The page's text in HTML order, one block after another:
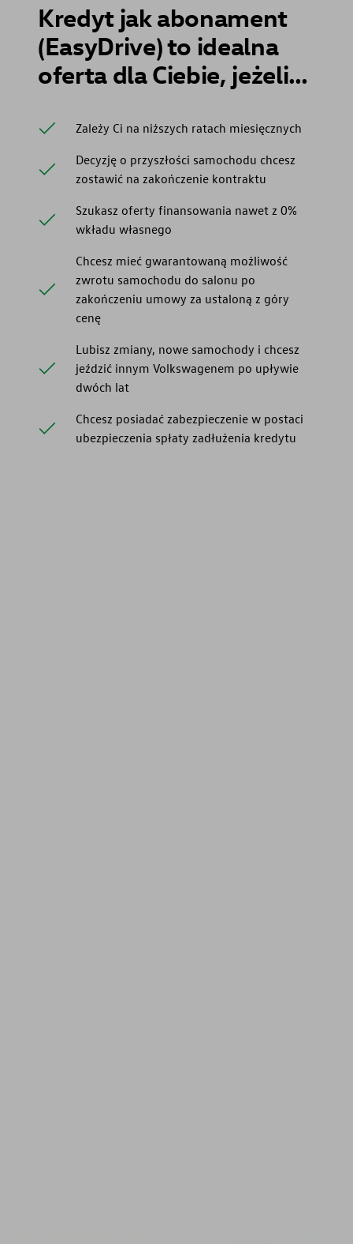
Kredyt jak abonament
(EasyDrive) to idealna
oferta dla Ciebie, jeżeli…
Zależy Ci na niższych ratach miesięcznych
Decyzję o przyszłości samochodu chcesz
zostawić na zakończenie kontraktu
Szukasz oferty finansowania nawet z 0%
wkładu własnego
Chcesz mieć gwarantowaną możliwość
zwrotu samochodu do salonu po
zakończeniu umowy za ustaloną z góry
cenę
Lubisz zmiany, nowe samochody i chcesz
jeździć innym Volkswagenem po upływie
dwóch lat
Chcesz posiadać zabezpieczenie w postaci
ubezpieczenia spłaty zadłużenia kredytu